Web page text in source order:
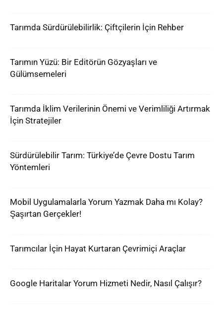
Tarımda Sürdürülebilirlik: Çiftçilerin İçin Rehber
Tarımın Yüzü: Bir Editörün Gözyaşları ve
Gülümsemeleri
Tarımda İklim Verilerinin Önemi ve Verimliliği Artırmak
İçin Stratejiler
Sürdürülebilir Tarım: Türkiye’de Çevre Dostu Tarım
Yöntemleri
Mobil Uygulamalarla Yorum Yazmak Daha mı Kolay?
Şaşırtan Gerçekler!
Tarımcılar İçin Hayat Kurtaran Çevrimiçi Araçlar
Google Haritalar Yorum Hizmeti Nedir, Nasıl Çalışır?